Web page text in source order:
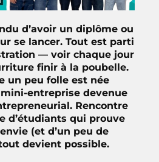
d’avoir un diplôme ou
se lancer. Tout est parti
— voir chaque jour
finir à la poubelle.
un peu folle est née
entreprise devenue
Rencontre
d’étudiants qui prouve
(et d’un peu de
devient possible.